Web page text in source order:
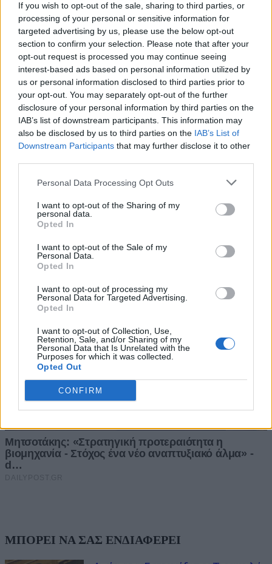
If you wish to opt-out of the sale, sharing to third parties, or
processing of your personal or sensitive information for
targeted advertising by us, please use the below opt-out
section to confirm your selection. Please note that after your
opt-out request is processed you may continue seeing
interest-based ads based on personal information utilized by
us or personal information disclosed to third parties prior to
your opt-out. You may separately opt-out of the further
disclosure of your personal information by third parties on the
IAB’s list of downstream participants. This information may
also be disclosed by us to third parties on the IAB’s List of
Downstream Participants that may further disclose it to other
Personal Data Processing Opt Outs
I want to opt-out of the Sharing of my
personal data.
Opted In
I want to opt-out of the Sale of my
Personal Data.
Opted In
I want to opt-out of processing my
Personal Data for Targeted Advertising.
Opted In
I want to opt-out of Collection, Use,
Retention, Sale, and/or Sharing of my
Personal Data that Is Unrelated with the
Purposes for which it was collected.
Opted Out
CONFIRM
ΜΠΟΡΕΙ ΝΑ ΣΑΣ ΕΝΔΙΑΦΕΡΕΙ